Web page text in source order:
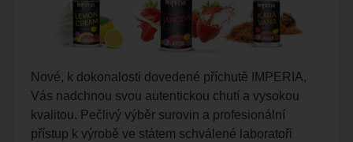
Nové, k dokonalosti dovedené příchutě IMPERIA,
Vás nadchnou svou autentickou chutí a vysokou
kvalitou. Pečlivý výběr surovin a profesionální
přístup k výrobě ve státem schválené laboratoři